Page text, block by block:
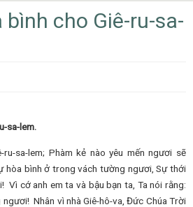
bình cho Giê-ru-sa-
sa-lem.
ru-sa-lem; Phàm kẻ nào yêu mến ngươi sẽ
hòa bình ở trong vách tường ngươi, Sự thới
Vì cớ anh em ta và bậu bạn ta, Ta nói rằng:
Nhân vì nhà Giê-hô-va, Đức Chúa Trời